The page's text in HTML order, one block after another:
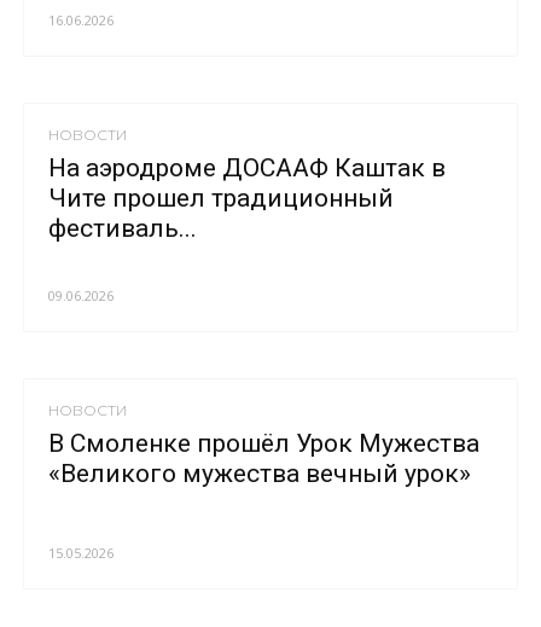
16.06.2026
НОВОСТИ
На аэродроме ДОСААФ Каштак в
Чите прошел традиционный
фестиваль...
09.06.2026
НОВОСТИ
В Смоленке прошёл Урок Мужества
«Великого мужества вечный урок»
15.05.2026